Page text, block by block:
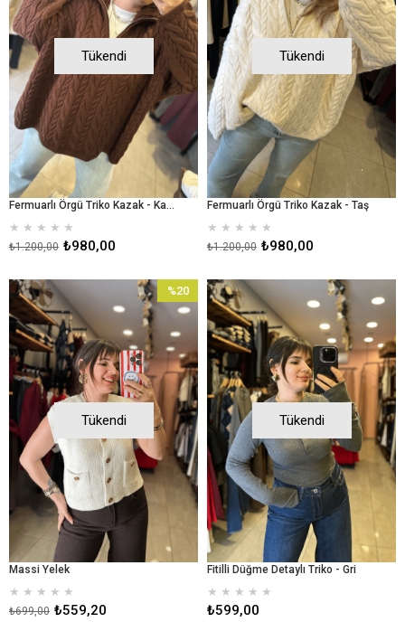
Tükendi
Fermuarlı Örgü Triko Kazak - Kahverengi
★ ★ ★ ★ ★
₺980,00
₺1.200,00
Tükendi
Fermuarlı Örgü Triko Kazak - Taş
★ ★ ★ ★ ★
₺980,00
₺1.200,00
Tükendi
Massi Yelek
★ ★ ★ ★ ★
₺559,20
₺699,00
%20
İndirim
%20İndirim
Tükendi
Fitilli Düğme Detaylı Triko - Gri
★ ★ ★ ★ ★
₺599,00